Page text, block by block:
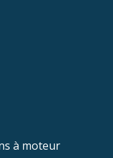
à moteur